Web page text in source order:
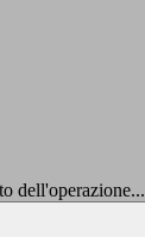
dell'operazione...